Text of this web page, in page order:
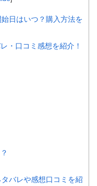
日はいつ？購入方法を
・口コミ感想を紹介！
バレや感想口コミを紹